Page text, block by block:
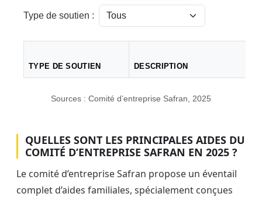
Type de soutien :
TYPE DE SOUTIEN DESCRIPTION
Sources : Comité d’entreprise Safran, 2025
QUELLES SONT LES PRINCIPALES AIDES DU
COMITÉ D’ENTREPRISE SAFRAN EN 2025 ?
Le comité d’entreprise Safran propose un éventail
complet d’aides familiales, spécialement conçues